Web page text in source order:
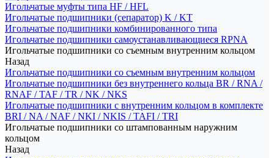
Игольчатые муфты типа HF / HFL
Игольчатые подшипники (сепаратор) K / KT
Игольчатые подшипники комбинированного типа
Игольчатые подшипники самоустанавливающиеся RPNA
Игольчатые подшипники со съемным внутренним кольцом
Назад
Игольчатые подшипники со съемным внутренним кольцом
Игольчатые подшипники без внутреннего кольца BR / RNA /
RNAF / TAF / TR / NK / NKS
Игольчатые подшипники с внутренним кольцом в комплекте
BRI / NA / NAF / NKI / NKIS / TAFI / TRI
Игольчатые подшипники со штампованным наружним
кольцом
Назад